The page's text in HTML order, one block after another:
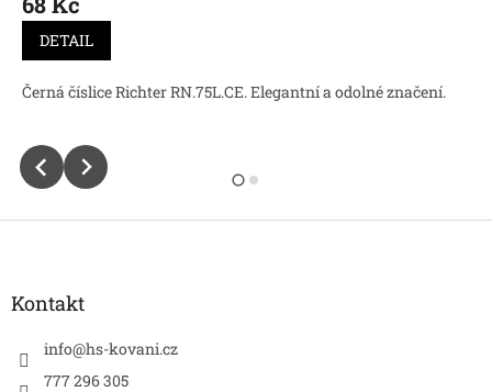
DETAIL
Černá číslice Richter RN.75L.CE. Elegantní a odolné značení.
Z
Kontakt
info@hs-kovani.cz
777 296 305